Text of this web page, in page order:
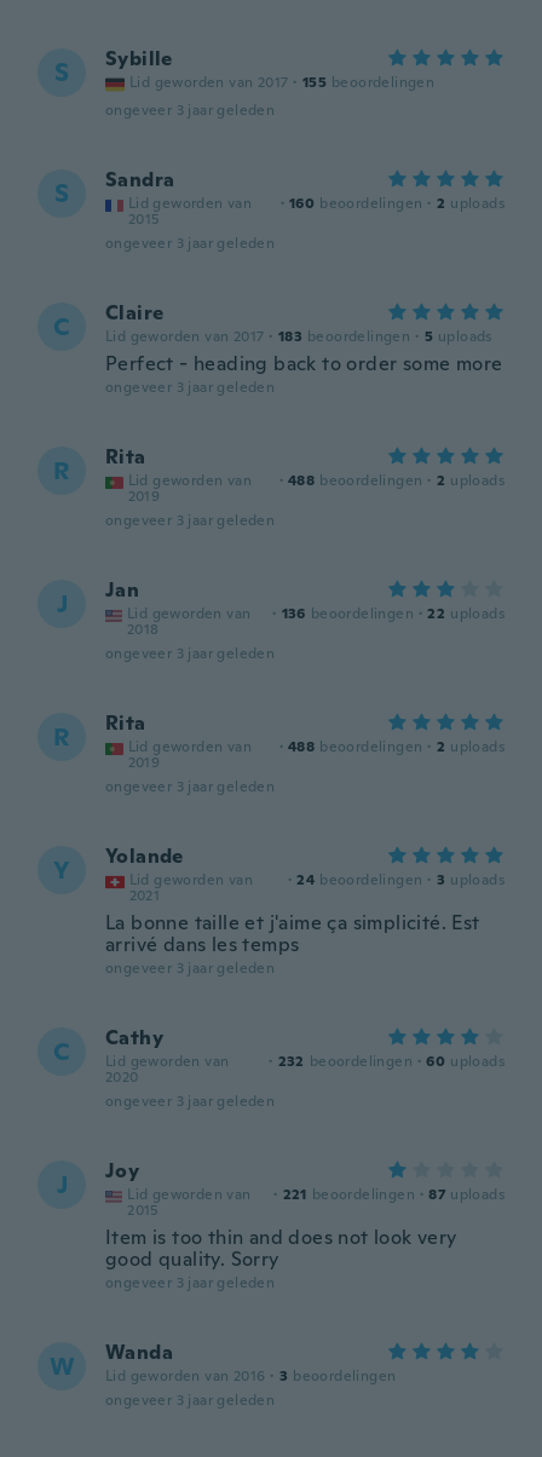
S Sybille
Lid geworden van 2017 · 155 beoordelingen
ongeveer 3 jaar geleden
S Sandra
Lid geworden van
2015
· 160 beoordelingen · 2 uploads
ongeveer 3 jaar geleden
C Claire
Lid geworden van 2017 · 183 beoordelingen · 5 uploads
Perfect - heading back to order some more
ongeveer 3 jaar geleden
R Rita
Lid geworden van
2019
· 488 beoordelingen · 2 uploads
ongeveer 3 jaar geleden
J Jan
Lid geworden van
2018
· 136 beoordelingen · 22 uploads
ongeveer 3 jaar geleden
R Rita
Lid geworden van
2019
· 488 beoordelingen · 2 uploads
ongeveer 3 jaar geleden
Y Yolande
Lid geworden van
2021
· 24 beoordelingen · 3 uploads
La bonne taille et j'aime ça simplicité. Est
arrivé dans les temps
ongeveer 3 jaar geleden
C Cathy
Lid geworden van
2020
· 232 beoordelingen · 60 uploads
ongeveer 3 jaar geleden
J Joy
Lid geworden van
2015
· 221 beoordelingen · 87 uploads
Item is too thin and does not look very
good quality. Sorry
ongeveer 3 jaar geleden
W Wanda
Lid geworden van 2016 · 3 beoordelingen
ongeveer 3 jaar geleden